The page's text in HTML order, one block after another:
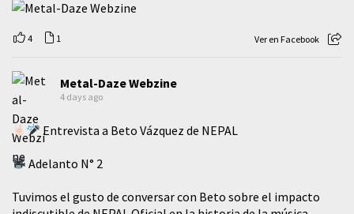
4 1 Ver en Facebook
Metal-Daze Webzine
4 days ago
Entrevista a Beto Vázquez de NEPAL
Adelanto N° 2
Tuvimos el gusto de conversar con Beto sobre el impacto